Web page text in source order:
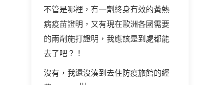
不管是哪裡，有一劑終身有效的黃熱
病疫苗證明，又有現在歐洲各國需要
的兩劑施打證明，我應該是到處都能
去了吧？！
沒有，我還沒湊到去住防疫旅館的經